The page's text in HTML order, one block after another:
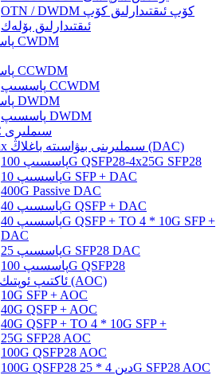
OTN / DWDM كۆپ ئىقتىدارلىق كۆپ
ئىقتىدارلىق بۆلەك
پاسسىپ CWDM
پاسسىپ CCWDM
پاسسىپ CCWDM
پاسسىپ DWDM
پاسسىپ DWDM
DAC / AOC سىملىرى
Twinax سىملىرىنى بىۋاسىتە باغلاڭ (DAC)
پاسسىپ 100G QSFP28-4x25G SFP28
پاسسىپ 10G SFP + DAC
400G Passive DAC
پاسسىپ 40G QSFP + DAC
پاسسىپ 40G QSFP + TO 4 * 10G SFP +
DAC
پاسسىپ 25G SFP28 DAC
پاسسىپ 100G QSFP28
ئاكتىپ ئوپتىك كابېل (AOC)
10G SFP + AOC
40G QSFP + AOC
40G QSFP + TO 4 * 10G SFP +
25G SFP28 AOC
100G QSFP28 AOC
100G QSFP28 دىن 4 * 25G SFP28 AOC